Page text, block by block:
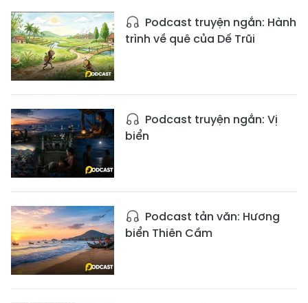
Podcast truyện ngắn: Hành
trình về quê của Dế Trũi
Podcast truyện ngắn: Vị
biển
Podcast tản văn: Hương
biển Thiên Cầm